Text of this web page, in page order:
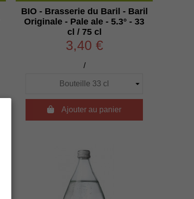
BIO - Brasserie du Baril - Baril
Originale - Pale ale - 5.3° - 33
cl / 75 cl
3,40 €
/
Ajouter au panier